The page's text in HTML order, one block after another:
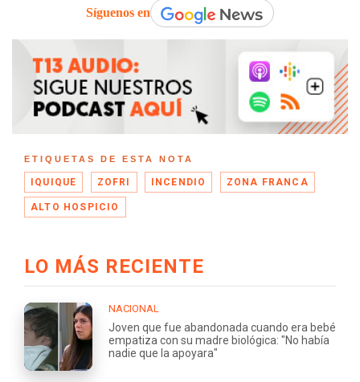
Síguenos en
ETIQUETAS DE ESTA NOTA
IQUIQUE ZOFRI INCENDIO ZONA FRANCA
ALTO HOSPICIO
LO MÁS RECIENTE
NACIONAL
Joven que fue abandonada cuando era bebé
empatiza con su madre biológica: "No había
nadie que la apoyara"